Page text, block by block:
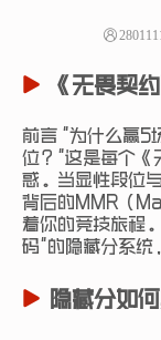
《无畏契
前言 "为什么赢5
位？"这是每个《
惑。当显性段位
背后的MMR（
着你的竞技旅程
码"的隐藏分系统
隐藏分如